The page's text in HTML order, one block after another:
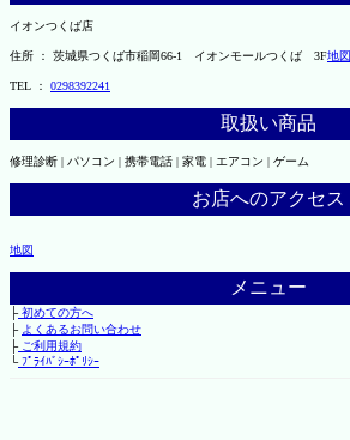
イオンつくば店
住所 ： 茨城県つくば市稲岡66-1 イオンモールつくば 3F地図
TEL ： 0298392241
取扱い商品
修理診断 | パソコン | 携帯電話 | 家電 | エアコン | ゲーム
お店へのアクセス
地図
メニュー
├初めての方へ
├ よくあるお問い合わせ
├ご利用規約
└ﾌﾟﾗｲﾊﾞｼｰﾎﾟﾘｼｰ